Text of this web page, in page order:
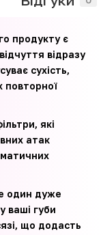
продукту є
відразу
сухість,
повторної
які
атак
один дуже
ваші губи
що додасть